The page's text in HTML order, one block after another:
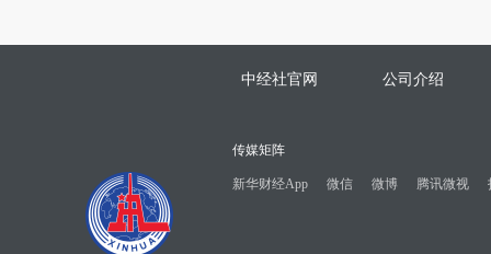
中经社官网 公司介绍
传媒矩阵
新华财经App 微信 微博 腾讯微视